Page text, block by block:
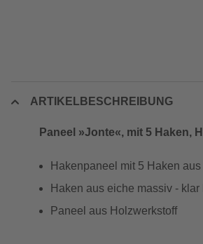
ARTIKELBESCHREIBUNG
Paneel »Jonte«, mit 5 Haken,
Hakenpaneel mit 5 Haken
Haken aus eiche massiv -
Paneel aus Holzwerkstoff